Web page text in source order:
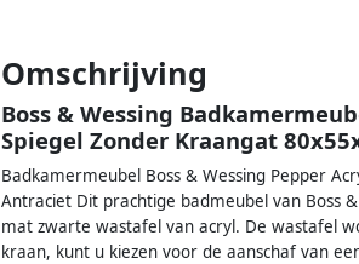
Omschrijving
Boss & Wessing
Spiegel Zonder Kraangat
Badkamermeubel Boss & Wessing Pepper
Antraciet Dit prachtige badmeubel van Boss
mat zwarte wastafel van acryl. De wastafel
kraan, kunt u kiezen voor de aanschaf van